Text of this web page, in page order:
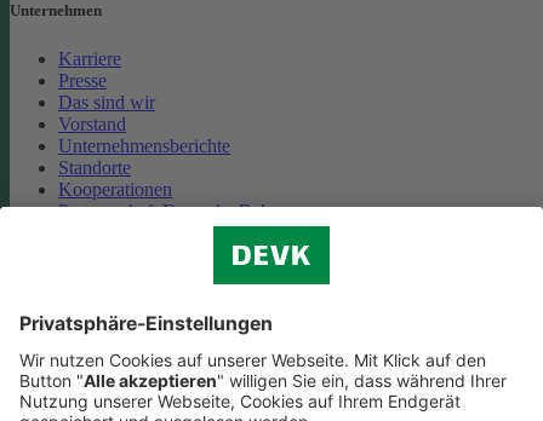
Unternehmen
Karriere
Presse
Das sind wir
Vorstand
Unternehmensberichte
Standorte
Kooperationen
Partnerschaft Deutsche Bahn
Cookie-Einstellungen